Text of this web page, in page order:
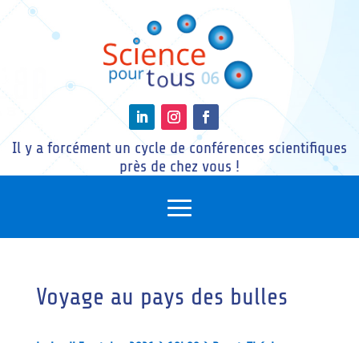
Il y a forcément un cycle de conférences scientifiques
près de chez vous !
Voyage au pays des bulles